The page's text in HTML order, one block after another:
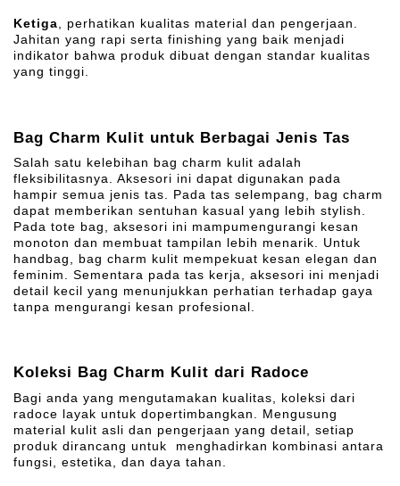
Ketiga, perhatikan kualitas material dan pengerjaan.
Jahitan yang rapi serta finishing yang baik menjadi
indikator bahwa produk dibuat dengan standar kualitas
yang tinggi.
Bag Charm Kulit untuk Berbagai Jenis Tas
Salah satu kelebihan bag charm kulit adalah
fleksibilitasnya. Aksesori ini dapat digunakan pada
hampir semua jenis tas. Pada tas selempang, bag charm
dapat memberikan sentuhan kasual yang lebih stylish.
Pada tote bag, aksesori ini mampumengurangi kesan
monoton dan membuat tampilan lebih menarik. Untuk
handbag, bag charm kulit mempekuat kesan elegan dan
feminim. Sementara pada tas kerja, aksesori ini menjadi
detail kecil yang menunjukkan perhatian terhadap gaya
tanpa mengurangi kesan profesional.
Koleksi Bag Charm Kulit dari Radoce
Bagi anda yang mengutamakan kualitas, koleksi dari
radoce layak untuk dopertimbangkan. Mengusung
material kulit asli dan pengerjaan yang detail, setiap
produk dirancang untuk menghadirkan kombinasi antara
fungsi, estetika, dan daya tahan.